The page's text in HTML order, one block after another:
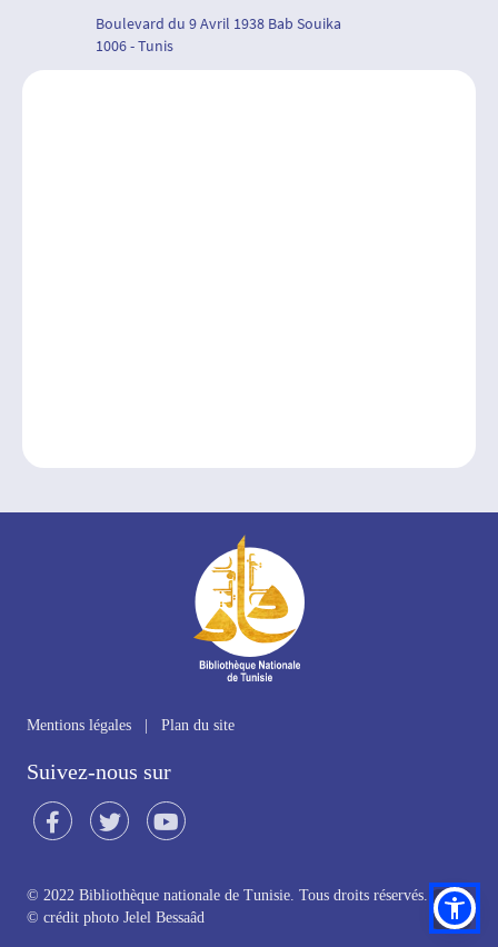
Boulevard du 9 Avril 1938 Bab Souika
1006 - Tunis
Mentions légales Plan du site
Suivez-nous sur
© 2022 Bibliothèque nationale de Tunisie. Tous droits réservés.
© crédit photo Jelel Bessaâd